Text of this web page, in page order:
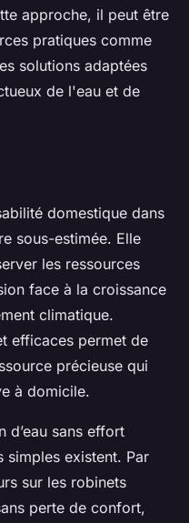
approche, il peut être
pratiques comme
solutions adaptées
de l'eau et de
domestique dans
sous-estimée. Elle
les ressources
face à la croissance
climatique.
efficaces permet de
précieuse qui
à domicile.
d’eau sans effort
simples existent. Par
sur les robinets
perte de confort,